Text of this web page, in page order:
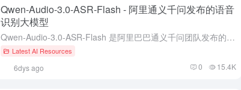
Qwen-Audio-3.0-ASR-Flash - 阿里通义千问发布的语音
识别大模型
Qwen-Audio-3.0-ASR-Flash 是阿里巴巴通义千问团队发布的语音识别大模型，主打"长音频不丢词、行业词不用教"。模型在上下文一致性、行业词识别与热词定制化三大维度实现系统性升级，集成...
Latest AI Resources
6dys ago 0 15.4K